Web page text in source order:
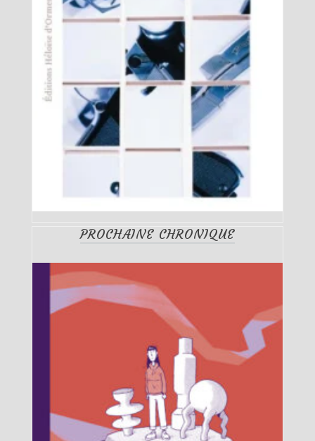
PROCHAINE CHRONIQUE